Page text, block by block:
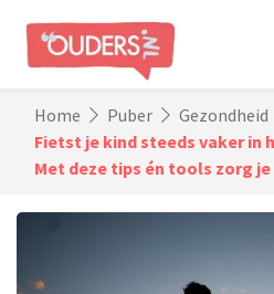
Home Puber
Gezondheid
Fietst je kind steeds vaker in
Met deze tips én tools zorg